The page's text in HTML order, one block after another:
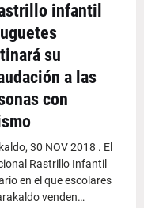
infantil
su
a las
con
30 NOV 2018 . El
Rastrillo Infantil
en el que escolares
venden…